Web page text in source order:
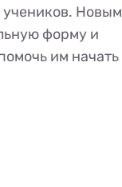
учеников. Новым
форму и
им начать